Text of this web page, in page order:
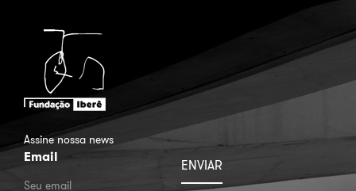
Assine nossa news
Email